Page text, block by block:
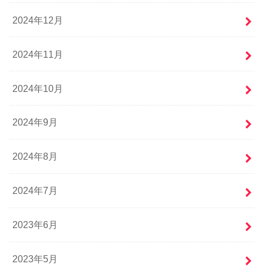
2024年12月
2024年11月
2024年10月
2024年9月
2024年8月
2024年7月
2023年6月
2023年5月